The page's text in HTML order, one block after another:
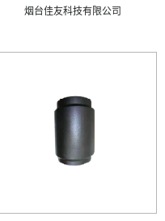
烟台佳友科技有限公司